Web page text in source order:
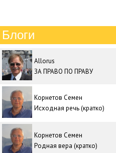
Блоги
Allorus
ЗА ПРАВО ПО ПРАВУ
Корнетов Семен
Исходная речь (кратко)
Корнетов Семен
Родная вера (кратко)